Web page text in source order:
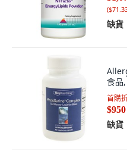
(
缺貨
食品
首購
$950
缺貨